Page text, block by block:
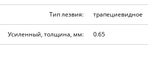
Тип лезвия: трапециевидное
Усиленный, толщина, мм: 0.65